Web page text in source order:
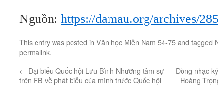
Nguồn: https://damau.org/archives/
This entry was posted in Văn học Miền Nam 54-75and tagged
permalink.
← Đại biểu Quốc hội Lưu Bình Nhưỡng tâm sự
trên FB về phát biểu của mình trước Quốc hội
Dòng nhạc
Hoàng